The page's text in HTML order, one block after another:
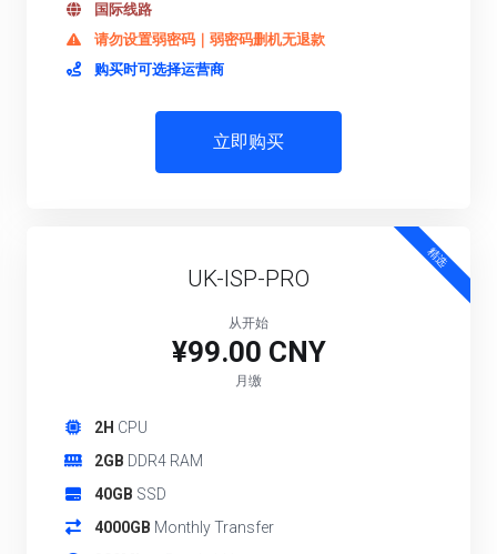
国际线路
请勿设置弱密码｜弱密码删机无退款
购买时可选择运营商
立即购买
精选
UK-ISP-PRO
从开始
¥99.00 CNY
月缴
2H CPU
2GB DDR4 RAM
40GB SSD
4000GB Monthly Transfer